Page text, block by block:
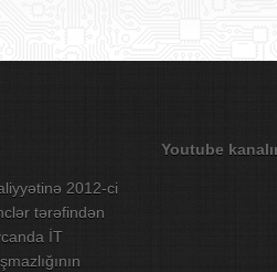
2012-ci
tərəfindən
İT
Youtube